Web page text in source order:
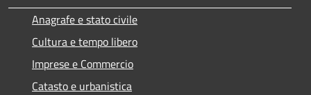
Anagrafe e stato civile
Cultura e tempo libero
Imprese e Commercio
Catasto e urbanistica